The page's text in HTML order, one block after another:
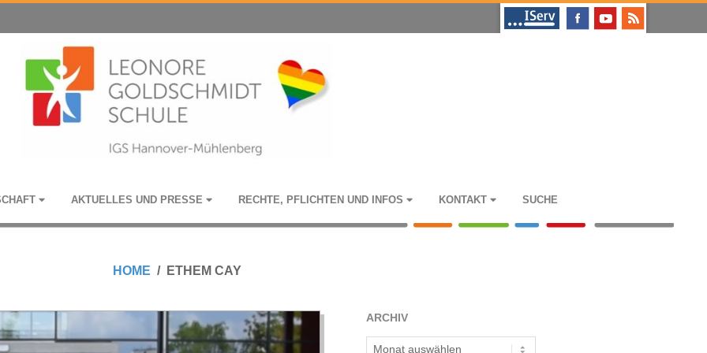
AKTU­EL­LES UND PRESSE RECHTE, PFLICH­TEN UND INFOS KON­TAKT SUCHE
HOME ETHEM CAY
ARCHIV
Archiv